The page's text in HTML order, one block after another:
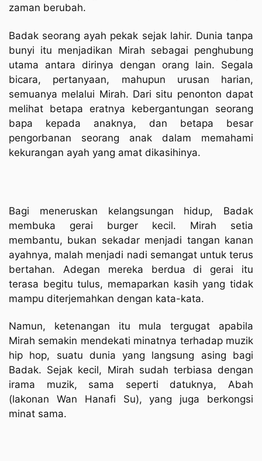
zaman berubah.
Badak seorang ayah pekak sejak lahir. Dunia tanpa
bunyi itu menjadikan Mirah sebagai penghubung
utama antara dirinya dengan orang lain. Segala
bicara, pertanyaan, mahupun urusan harian,
semuanya melalui Mirah. Dari situ penonton dapat
melihat betapa eratnya kebergantungan seorang
bapa kepada anaknya, dan betapa besar
pengorbanan seorang anak dalam memahami
kekurangan ayah yang amat dikasihinya.
Bagi meneruskan kelangsungan hidup, Badak
membuka gerai burger kecil. Mirah setia
membantu, bukan sekadar menjadi tangan kanan
ayahnya, malah menjadi nadi semangat untuk terus
bertahan. Adegan mereka berdua di gerai itu
terasa begitu tulus, memaparkan kasih yang tidak
mampu diterjemahkan dengan kata-kata.
Namun, ketenangan itu mula tergugat apabila
Mirah semakin mendekati minatnya terhadap muzik
hip hop, suatu dunia yang langsung asing bagi
Badak. Sejak kecil, Mirah sudah terbiasa dengan
irama muzik, sama seperti datuknya, Abah
(lakonan Wan Hanafi Su), yang juga berkongsi
minat sama.